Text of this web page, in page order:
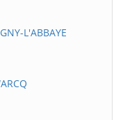
L'ABBAYE